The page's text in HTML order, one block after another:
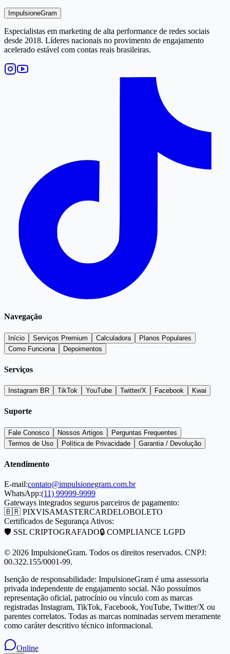
ImpulsioneGram
Especialistas em marketing de alta performance de redes sociais
desde 2018. Líderes nacionais no provimento de engajamento
acelerado estável com contas reais brasileiras.
Navegação
Início Serviços Premium Calculadora
Planos Populares
Como Funciona
Depoimentos
Serviços
Instagram BR TikTok YouTube Twitter/X Facebook Kwai
Suporte
Fale Conosco Nossos Artigos
Perguntas Frequentes
Termos de Uso
Política de Privacidade Garantia / Devolução
Atendimento
E-mail:contato@impulsionegram.com.br
WhatsApp:(11) 99999-9999
Gateways integrados seguros parceiros de pagamento:
🇧🇷 PIXVISAMASTERCARDELOBOLETO
Certificados de Segurança Ativos:
🛡️ SSL CRIPTOGRAFADO🔒 COMPLIANCE LGPD
© 2026 ImpulsioneGram. Todos os direitos reservados. CNPJ:
00.322.155/0001-99.
Isenção de responsabilidade: ImpulsioneGram é uma assessoria
privada independente de engajamento social. Não possuímos
representação oficial, patrocínio ou vínculo com as marcas
registradas Instagram, TikTok, Facebook, YouTube, Twitter/X ou
parentes correlatos. Todas as marcas nominadas servem meramente
como caráter descritivo técnico informacional.
Online